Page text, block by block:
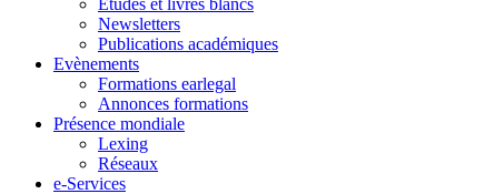
Etudes et livres blancs
Newsletters
Publications académiques
Evènements
Formations earlegal
Annonces formations
Présence mondiale
Lexing
Réseaux
e-Services